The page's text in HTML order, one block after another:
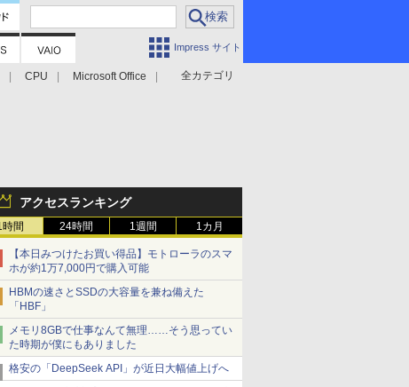
Impress サイト
全カテゴリ
CPU
Microsoft Office
アクセスランキング
時間 24時間 1週間 1カ月
【本日みつけたお買い得品】モトローラのスマ
ホが約1万7,000円で購入可能
HBMの速さとSSDの大容量を兼ね備えた
「HBF」
メモリ8GBで仕事なんて無理……そう思ってい
た時期が僕にもありました
格安の「DeepSeek API」が近日大幅値上げへ